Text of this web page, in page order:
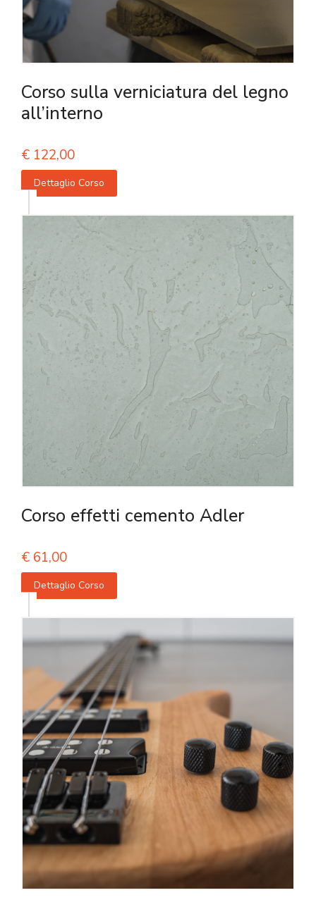
Corso sulla verniciatura del legno
all’interno
€ 122,00
Dettaglio Corso
Corso effetti cemento Adler
€ 61,00
Dettaglio Corso